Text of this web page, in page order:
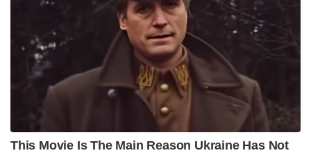
പന്തിൽ നിന്ന് 38 റൺസ് നേടി. 253 എന്ന സ്ട്രൈക്ക്
റേറ്റിലാണ് അദ്ദേഹം കളിക്കുന്നത്. അദ്ദേഹം
മിടുക്കനാണ്, അദ്ദേഹം ഒരു കൊടുങ്കാറ്റും
വെള്ളപ്പൊക്കവും സുനാമിയും ആണ്,” അദ്ദേഹം
പറഞ്ഞു.
“മറ്റുള്ളവരെയെല്ലാം സമാധാനത്തോടെ ശ്വസിക്കാൻ
അദ്ദേഹം അനുവദിക്കുന്നു. എന്നിരുന്നാലും, അദ്ദേഹം
പുറത്താകുമ്പോൾ മത്സരത്തിന്റെ രീതികൾ മാറും.